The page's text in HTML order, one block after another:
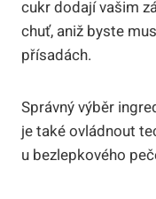
cukr dodají vašim
chuť, aniž byste
přísadách.
Správný výběr
je také ovládnout
u bezlepkového